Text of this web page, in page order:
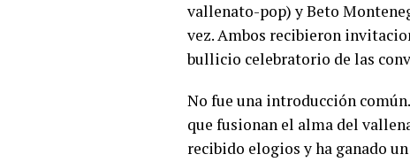
vallenato-pop) y Beto
vez. Ambos recibieron
bullicio celebratorio de las
No fue una introducción
que fusionan el alma del
recibido elogios y ha ganado